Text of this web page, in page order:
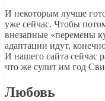
И некоторым лучше
уже сейчас. Чтобы
внезапные «перемены
адаптации идут,
И нашего сайта сейчас
что же сулит им год
Любовь